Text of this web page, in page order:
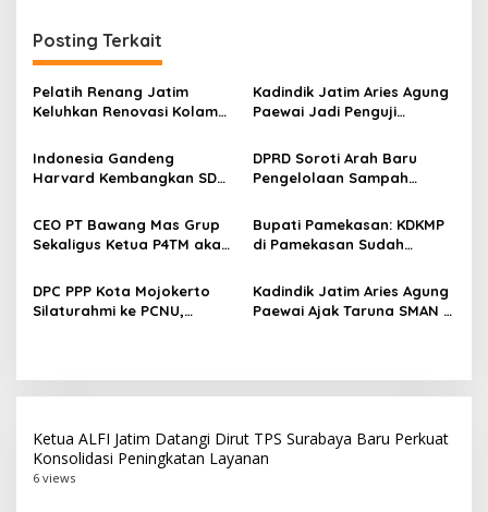
i
g
a
s
i
p
s
Posting Terkait
Pelatih Renang Jatim
Keluhkan Renovasi Kolam
Persiapan Menuju PON 2028
Terganggu
Kadindik Jatim Aries Agung
Paewai Jadi Penguji
Tingkat II 2026, Tekankan
Inovasi Berdampak bagi
Masyarakat
Indonesia Gandeng
Harvard Kembangkan SDM
Dunia
DPRD Soroti Arah Baru
Pengelolaan Sampah
TPA Benowo
CEO PT Bawang Mas Grup
Sekaligus Ketua P4TM akan
Tembakau di Madura
Bupati Pamekasan: KDKMP
di Pamekasan Sudah
Selesai Akhir Juli 2026
DPC PPP Kota Mojokerto
Silaturahmi ke PCNU,
Kadindik Jatim Aries Agung
Paewai Ajak Taruna SMAN 2
Ketua ALFI Jatim Datangi Dirut TPS Surabaya Baru Perkuat
Konsolidasi Peningkatan Layanan
6 views